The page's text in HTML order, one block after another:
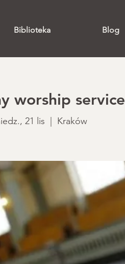
Biblioteka Blog
worship service
21 lis Kraków